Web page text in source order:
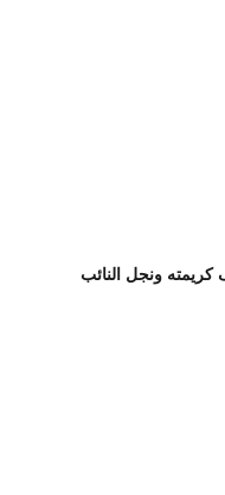
كريمته ونجل النائب